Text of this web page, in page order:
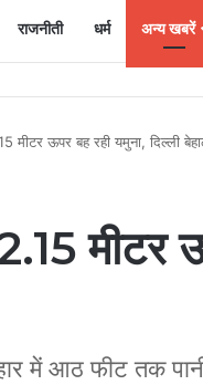
राजनीती धर्म अन्य खबरें
मीटर ऊपर बह रही यमुना, दिल्ली
मीटर
में आठ फीट तक